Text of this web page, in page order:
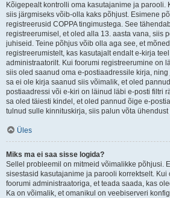
Kõigepealt kontrolli oma kasutajanime ja parooli.
siis järgmiseks võib-olla kaks põhjust. Esimene
registreerusid COPPA tingimustega. See
registreerumisel, et oled alla 13. aasta vana, siis
juhiseid. Teine põhjus võib olla aga see, et
registreerumistelt, kas kasutajalt endalt e-kirja
administraatorilt. Kui foorumi registreerumine on
siis oled saanud oma e-postiaadressile kirja,
sa ei ole kirja saanud siis võimalik, et oled
postiaadressi või e-kiri on läinud läbi e-posti filtri
sa oled täiesti kindel, et oled pannud õige e-
tulnud sulle kinnituskirja, siis palun võta
Üles
Miks ma ei saa sisse logida?
Sellel probleemil on mitmeid võimalikke põhjusi.
sisestasid kasutajanime ja parooli korrektselt. Kui
foorumi administraatoriga, et teada saada, kas
Ka on võimalik, et omanikul on veebiserveri